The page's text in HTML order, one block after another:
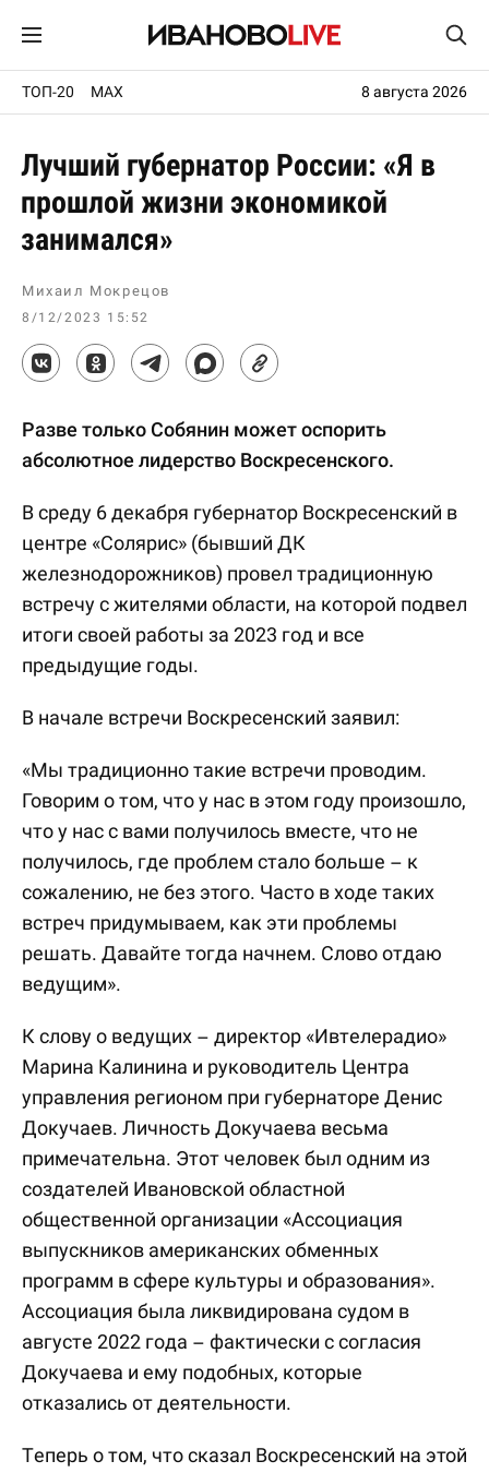
ТОП-20 MAX 8 августа 2026
Лучший губернатор России: «Я в
прошлой жизни экономикой
занимался»
Михаил Мокрецов
8/12/2023 15:52
Разве только Собянин может оспорить
абсолютное лидерство Воскресенского.
В среду 6 декабря губернатор Воскресенский в
центре «Солярис» (бывший ДК
железнодорожников) провел традиционную
встречу с жителями области, на которой подвел
итоги своей работы за 2023 год и все
предыдущие годы.
В начале встречи Воскресенский заявил:
«Мы традиционно такие встречи проводим.
Говорим о том, что у нас в этом году произошло,
что у нас с вами получилось вместе, что не
получилось, где проблем стало больше – к
сожалению, не без этого. Часто в ходе таких
встреч придумываем, как эти проблемы
решать. Давайте тогда начнем. Слово отдаю
ведущим».
К слову о ведущих – директор «Ивтелерадио»
Марина Калинина и руководитель Центра
управления регионом при губернаторе Денис
Докучаев. Личность Докучаева весьма
примечательна. Этот человек был одним из
создателей Ивановской областной
общественной организации «Ассоциация
выпускников американских обменных
программ в сфере культуры и образования».
Ассоциация была ликвидирована судом в
августе 2022 года – фактически с согласия
Докучаева и ему подобных, которые
отказались от деятельности.
Теперь о том, что сказал Воскресенский на этой